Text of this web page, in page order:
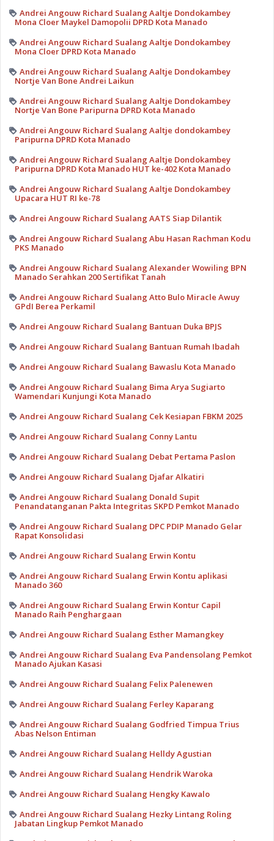
Andrei Angouw Richard Sualang Aaltje Dondokambey
Mona Cloer Maykel Damopolii DPRD Kota Manado
Andrei Angouw Richard Sualang Aaltje Dondokambey
Mona Cloer DPRD Kota Manado
Andrei Angouw Richard Sualang Aaltje Dondokambey
Nortje Van Bone Andrei Laikun
Andrei Angouw Richard Sualang Aaltje Dondokambey
Nortje Van Bone Paripurna DPRD Kota Manado
Andrei Angouw Richard Sualang Aaltje dondokambey
Paripurna DPRD Kota Manado
Andrei Angouw Richard Sualang Aaltje Dondokambey
Paripurna DPRD Kota Manado HUT ke-402 Kota Manado
Andrei Angouw Richard Sualang Aaltje Dondokambey
Upacara HUT RI ke-78
Andrei Angouw Richard Sualang AATS Siap Dilantik
Andrei Angouw Richard Sualang Abu Hasan Rachman Kodu
PKS Manado
Andrei Angouw Richard Sualang Alexander Wowiling BPN
Manado Serahkan 200 Sertifikat Tanah
Andrei Angouw Richard Sualang Atto Bulo Miracle Awuy
GPdI Berea Perkamil
Andrei Angouw Richard Sualang Bantuan Duka BPJS
Andrei Angouw Richard Sualang Bantuan Rumah Ibadah
Andrei Angouw Richard Sualang Bawaslu Kota Manado
Andrei Angouw Richard Sualang Bima Arya Sugiarto
Wamendari Kunjungi Kota Manado
Andrei Angouw Richard Sualang Cek Kesiapan FBKM 2025
Andrei Angouw Richard Sualang Conny Lantu
Andrei Angouw Richard Sualang Debat Pertama Paslon
Andrei Angouw Richard Sualang Djafar Alkatiri
Andrei Angouw Richard Sualang Donald Supit
Penandatanganan Pakta Integritas SKPD Pemkot Manado
Andrei Angouw Richard Sualang DPC PDIP Manado Gelar
Rapat Konsolidasi
Andrei Angouw Richard Sualang Erwin Kontu
Andrei Angouw Richard Sualang Erwin Kontu aplikasi
Manado 360
Andrei Angouw Richard Sualang Erwin Kontur Capil
Manado Raih Penghargaan
Andrei Angouw Richard Sualang Esther Mamangkey
Andrei Angouw Richard Sualang Eva Pandensolang Pemkot
Manado Ajukan Kasasi
Andrei Angouw Richard Sualang Felix Palenewen
Andrei Angouw Richard Sualang Ferley Kaparang
Andrei Angouw Richard Sualang Godfried Timpua Trius
Abas Nelson Entiman
Andrei Angouw Richard Sualang Helldy Agustian
Andrei Angouw Richard Sualang Hendrik Waroka
Andrei Angouw Richard Sualang Hengky Kawalo
Andrei Angouw Richard Sualang Hezky Lintang Roling
Jabatan Lingkup Pemkot Manado